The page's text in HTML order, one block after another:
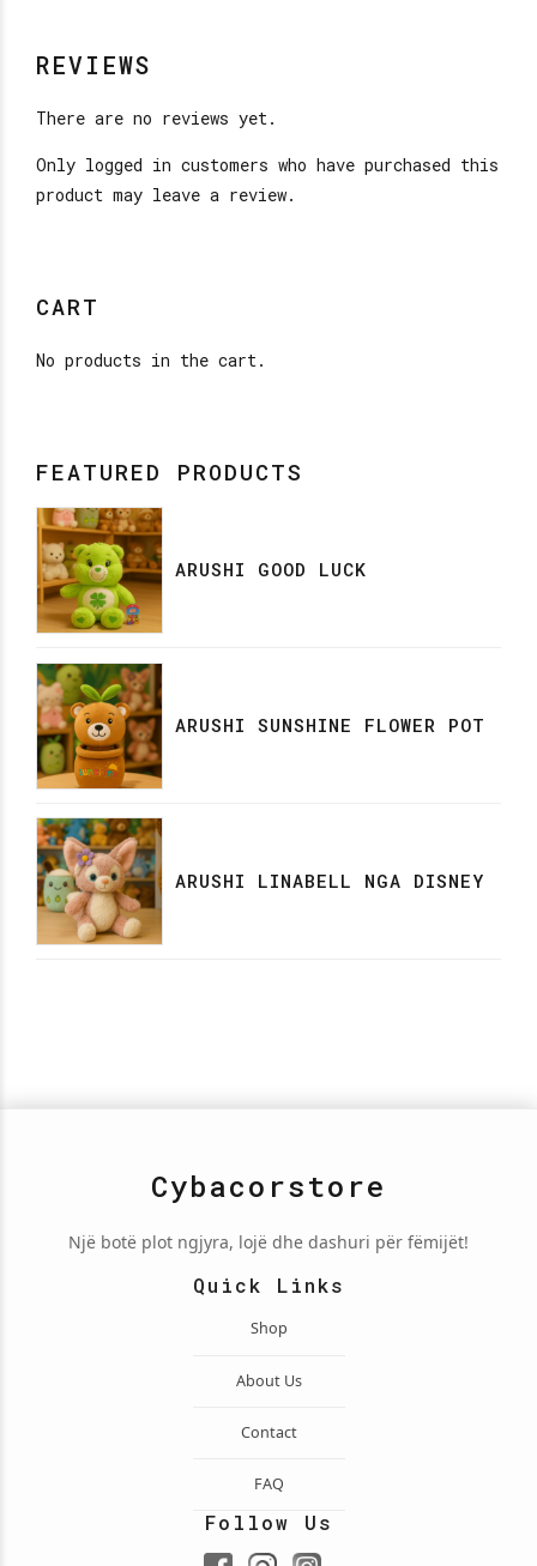
REVIEWS
There are no reviews yet.
Only logged in customers who have purchased this
product may leave a review.
CART
No products in the cart.
FEATURED PRODUCTS
ARUSHI GOOD LUCK
ARUSHI SUNSHINE FLOWER POT
ARUSHI LINABELL NGA DISNEY
Cybacorstore
Një botë plot ngjyra, lojë dhe dashuri për fëmijët!
Quick Links
Shop
About Us
Contact
FAQ
Follow Us